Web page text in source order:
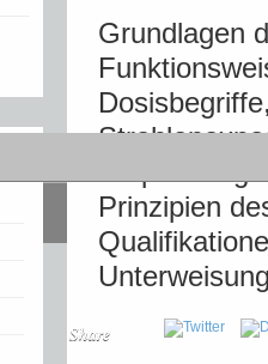
Grundlagen
Prinzipien
Share